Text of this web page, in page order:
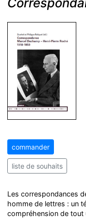
commander
liste de souhaits
Les correspondances
homme de lettres : un
compréhension de tout